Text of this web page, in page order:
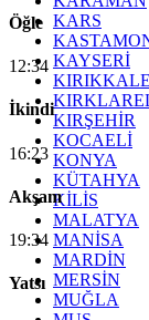
KARS
KAYSERİ
KIRIKKALE
KIRŞEHİR
KOCAELİ
KONYA
KÜTAHYA
KİLİS
MALATYA
MANİSA
MARDİN
MERSİN
MUĞLA
Öğle
12:34
İkindi
16:23
Akşam
19:34
Yatsı